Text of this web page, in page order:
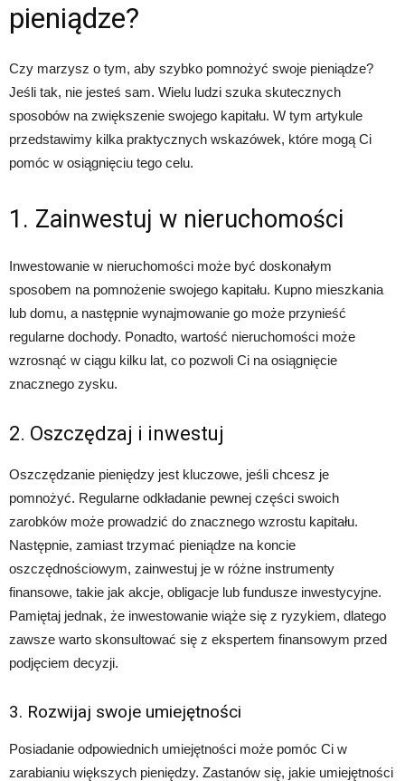
pieniądze?
Czy marzysz o tym, aby szybko pomnożyć swoje pieniądze?
Jeśli tak, nie jesteś sam. Wielu ludzi szuka skutecznych
sposobów na zwiększenie swojego kapitału. W tym artykule
przedstawimy kilka praktycznych wskazówek, które mogą Ci
pomóc w osiągnięciu tego celu.
1. Zainwestuj w nieruchomości
Inwestowanie w nieruchomości może być doskonałym
sposobem na pomnożenie swojego kapitału. Kupno mieszkania
lub domu, a następnie wynajmowanie go może przynieść
regularne dochody. Ponadto, wartość nieruchomości może
wzrosnąć w ciągu kilku lat, co pozwoli Ci na osiągnięcie
znacznego zysku.
2. Oszczędzaj i inwestuj
Oszczędzanie pieniędzy jest kluczowe, jeśli chcesz je
pomnożyć. Regularne odkładanie pewnej części swoich
zarobków może prowadzić do znacznego wzrostu kapitału.
Następnie, zamiast trzymać pieniądze na koncie
oszczędnościowym, zainwestuj je w różne instrumenty
finansowe, takie jak akcje, obligacje lub fundusze inwestycyjne.
Pamiętaj jednak, że inwestowanie wiąże się z ryzykiem, dlatego
zawsze warto skonsultować się z ekspertem finansowym przed
podjęciem decyzji.
3. Rozwijaj swoje umiejętności
Posiadanie odpowiednich umiejętności może pomóc Ci w
zarabianiu większych pieniędzy. Zastanów się, jakie umiejętności